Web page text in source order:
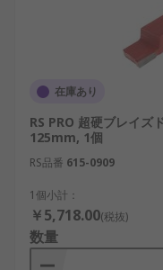
在庫あり
RS PRO 超硬ブレイズ
125mm, 1個
RS品番 615-0909
1個小計：
￥5,718.00(税抜)
数量